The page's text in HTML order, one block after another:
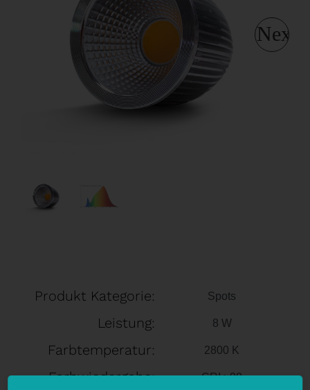
Next
Produkt Kategorie: Spots
Leistung: 8 W
Farbtemperatur: 2800 K
Farbwiedergabe: CRI >90